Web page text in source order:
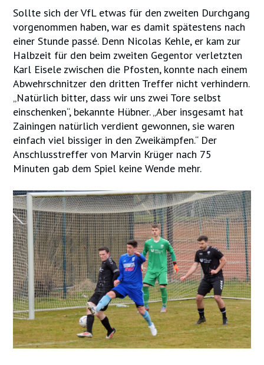
Sollte sich der VfL etwas für den zweiten Durchgang
vorgenommen haben, war es damit spätestens nach
einer Stunde passé. Denn Nicolas Kehle, er kam zur
Halbzeit für den beim zweiten Gegentor verletzten
Karl Eisele zwischen die Pfosten, konnte nach einem
Abwehrschnitzer den dritten Treffer nicht verhindern.
„Natürlich bitter, dass wir uns zwei Tore selbst
einschenken“, bekannte Hübner. „Aber insgesamt hat
Zainingen natürlich verdient gewonnen, sie waren
einfach viel bissiger in den Zweikämpfen.“ Der
Anschlusstreffer von Marvin Krüger nach 75
Minuten gab dem Spiel keine Wende mehr.